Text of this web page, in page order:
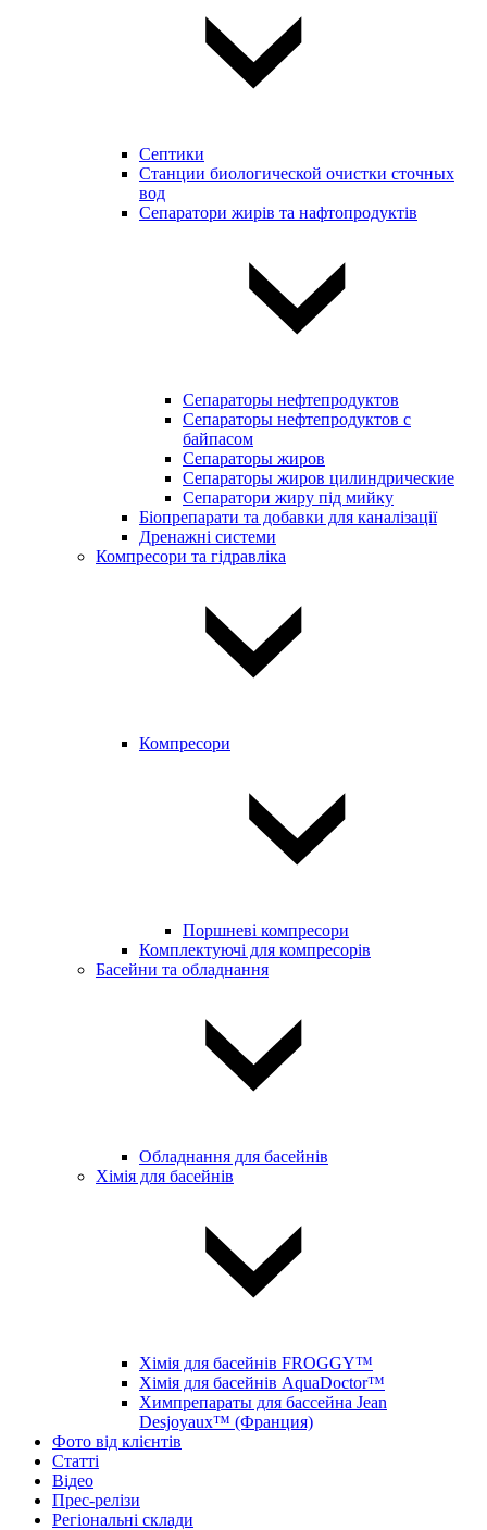
Септики
Станции биологической очистки сточных
вод
Сепаратори жирів та нафтопродуктів
Сепараторы нефтепродуктов
Сепараторы нефтепродуктов с
байпасом
Сепараторы жиров
Сепараторы жиров цилиндрические
Сепаратори жиру під мийку
Біопрепарати та добавки для каналізації
Дренажні системи
Компресори та гідравліка
Компресори
Поршневі компресори
Комплектуючі для компресорів
Басейни та обладнання
Обладнання для басейнів
Хімія для басейнів
Хімія для басейнів FROGGY™
Хімія для басейнів AquaDoctor™
Химпрепараты для бассейна Jean
Desjoyaux™ (Франция)
Фото від клієнтів
Статті
Відео
Прес-релізи
Регіональні склади